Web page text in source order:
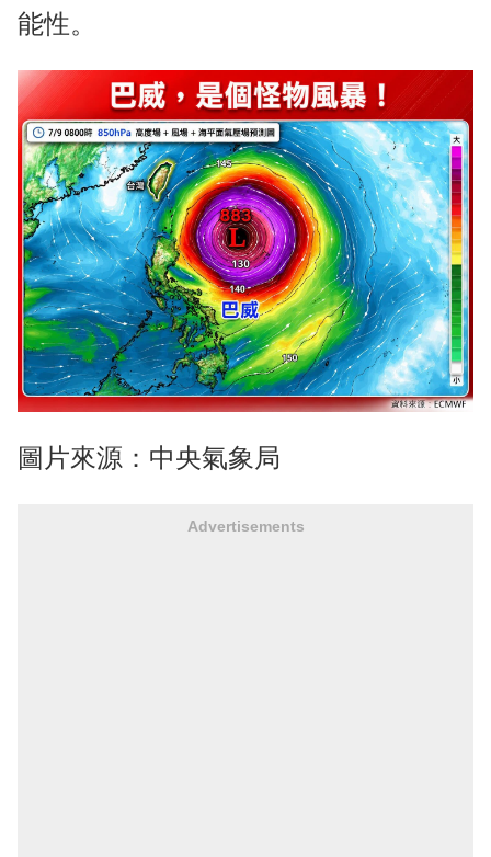
能性。
圖片來源：中央氣象局
Advertisements